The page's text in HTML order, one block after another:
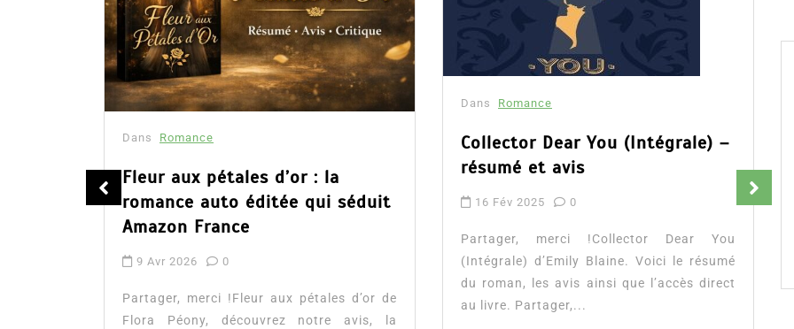
Dans Romance
Fleur aux pétales d’or : la
romance auto éditée qui séduit
Amazon France
9 Avr 2026 0
Partager, merci !Fleur aux pétales d’or de
Flora Péony, découvrez notre avis, la
Dans Romance
Collector Dear You (Intégrale) –
résumé et avis
16 Fév 2025 0
Partager, merci !Collector Dear You
(Intégrale) d’Emily Blaine. Voici le résumé
du roman, les avis ainsi que l’accès direct
au livre. Partager,...